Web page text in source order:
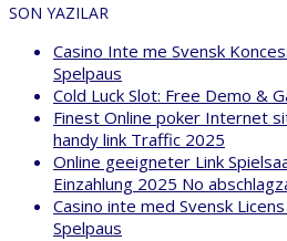
SON YAZILAR
Casino Inte me Svensk
Spelpaus
Cold Luck Slot: Free Demo &
Finest Online poker Internet
handy link Traffic 2025
Online geeigneter Link
Einzahlung 2025 No
Casino inte med Svensk
Spelpaus